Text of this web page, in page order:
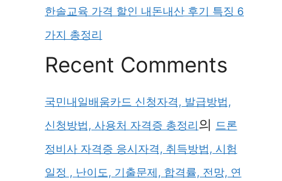
한솔교육 가격 할인 내돈내산 후기 특징 6
가지 총정리
Recent Comments
국민내일배움카드 신청자격, 발급방법,
신청방법, 사용처 자격증 총정리의 드론
정비사 자격증 응시자격, 취득방법, 시험
일정 , 난이도, 기출문제, 합격률, 전망, 연